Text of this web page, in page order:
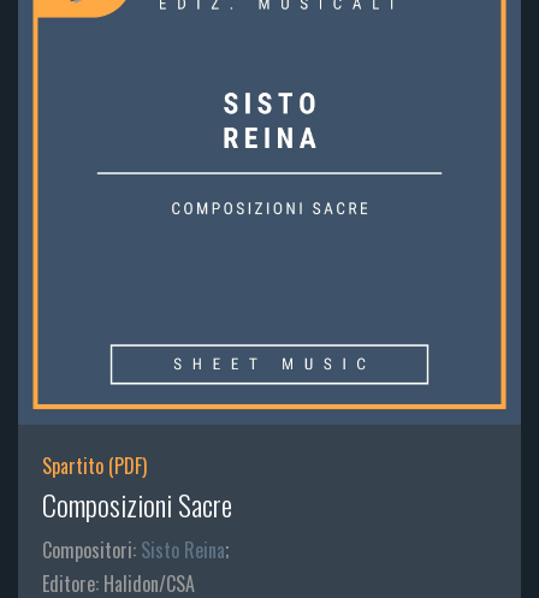
Spartito (PDF)
Composizioni Sacre
Compositori: Sisto Reina;
Editore: Halidon/CSA